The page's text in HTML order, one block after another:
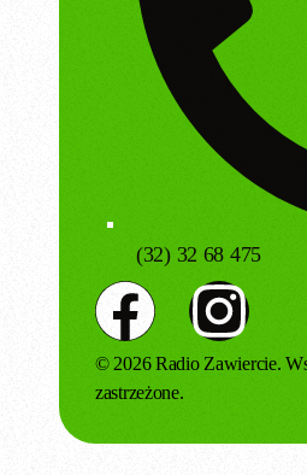
(32) 32 68 475
© 2026 Radio Zawiercie.
zastrzeżone.